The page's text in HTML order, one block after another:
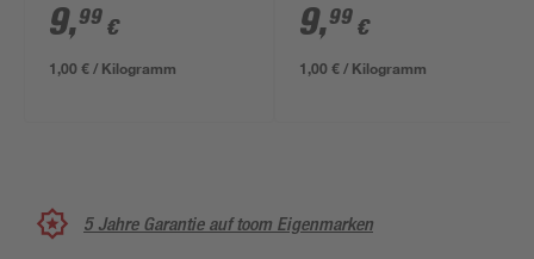
9,99 €
1,00 € / Kilogramm
9,99 €
1,00 € / Kilogramm
5 Jahre Garantie auf toom Eigenmarken